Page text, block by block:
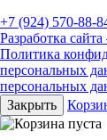
+7 (924) 570-88-
Разработка
Политика
персональных
персональных
Закрыть